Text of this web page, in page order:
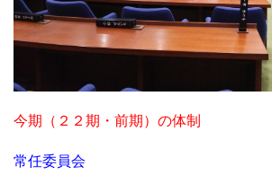
今期（２２期・前期）の体制
常任委員会